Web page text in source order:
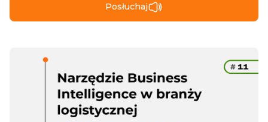
Posłuchaj